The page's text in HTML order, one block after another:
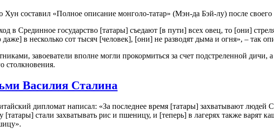
составил «Полное описание монголо-татар» (Мэн-да Бэй-лу) после
в Срединное государство [татары] съедают [в пути] всех овец, то [они]
даже] в несколько сот тысяч [человек], [они] не разводят дыма и огня», – так
завоеватели вполне могли прокормиться за счет подстреленной дичи,
столкновения.
Василия Сталина
дипломат написал: «За последнее время [татары] захватывают
стали захватывать рис и пшеницу, и [теперь] в лагерях также варят